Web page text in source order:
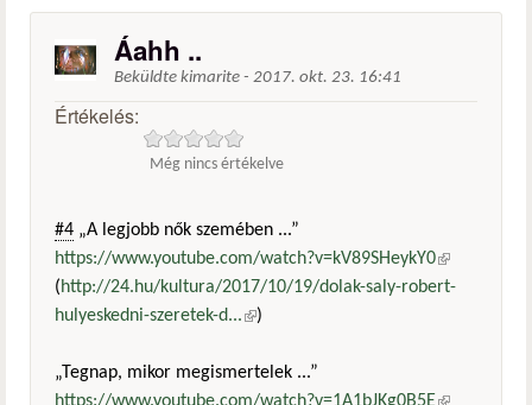
Áahh ..
Beküldte kimarite - 2017. okt. 23. 16:41
Értékelés:
Még nincs értékelve
#4 „A legjobb nők szemében ...”
https://www.youtube.com/watch?v=kV89SHeykY0(külső
hivatkozás)
(http://24.hu/kultura/2017/10/19/dolak-saly-robert-
hulyeskedni-szeretek-d...(külső hivatkozás)
)
„Tegnap, mikor megismertelek ...”
https://www.youtube.com/watch?v=1A1bJKg0B5E(külső